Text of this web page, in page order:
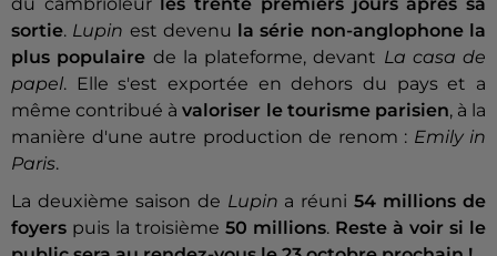
du cambrioleur
les trente premiers jours après sa
sortie. Lupin est devenu
la série non-anglophone la
plus populaire de la plateforme, devant La casa de
papel. Elle s'est exportée en dehors du pays et a
même contribué àvaloriser le tourisme parisien, à la
manière d'une autre production de renom : Emily in
Paris.
La deuxième saison de Lupin a réuni54 millions de
foyers puis la troisième 50 millions. Reste à voir si le